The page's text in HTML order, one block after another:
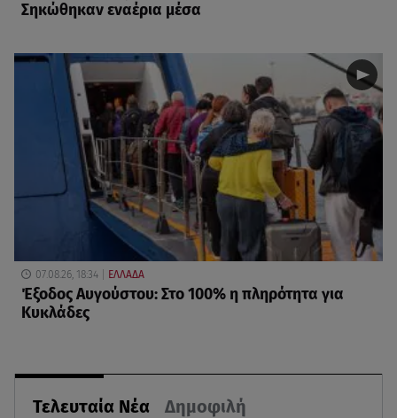
Τελευταία Νέα Δημοφιλή
Σηκώθηκαν εναέρια μέσα
07.08.26, 18:34 ΕΛΛΑΔΑ
Έξοδος Αυγούστου: Στο 100% η πληρότητα για
Κυκλάδες